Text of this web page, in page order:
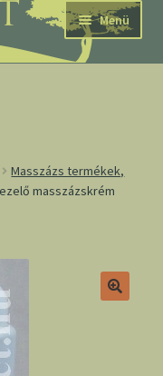
Menü
Masszázs termékek,
masszázskrém